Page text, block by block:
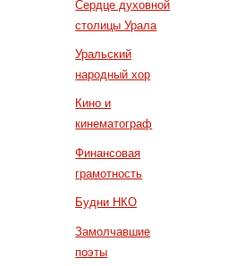
Сердце духовной
столицы Урала
Уральский
народный хор
Кино и
кинематограф
Финансовая
грамотность
Будни НКО
Замолчавшие
поэты